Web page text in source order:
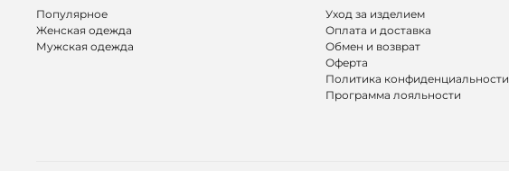
Популярное
Женская одежда
Мужская одежда
Уход за изделием
Оплата и доставка
Обмен и возврат
Оферта
Политика конфиденциальности
Программа лояльности